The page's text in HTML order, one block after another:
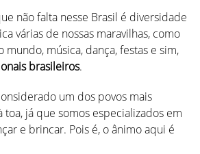
não falta nesse Brasil é diversidade
várias de nossas maravilhas, como
música, dança, festas e sim,
brasileiros.
um dos povos mais
já que somos especializados em
e brincar. Pois é, o ânimo aqui é